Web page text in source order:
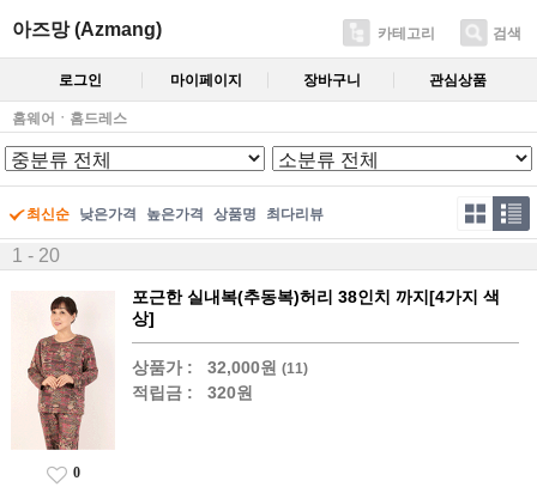
아즈망 (Azmang) 카테고리 검색
로그인 마이페이지 장바구니 관심상품
홈웨어ㆍ홈드레스
최신순 낮은가격 높은가격 상품명 최다리뷰
1 - 20
포근한 실내복(추동복)허리 38인치 까지[4가지 색
상]
상품가 : 32,000원 (11)
적립금 : 320원
0